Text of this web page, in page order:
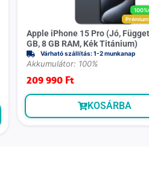
100%
Prémium
Apple iPhone 15 Pro (Jó,
GB, 8 GB RAM, Kék Titánium)
Várható szállítás: 1-2 munkanap
Akkumulátor: 100%
209 990 Ft
KOSÁRBA